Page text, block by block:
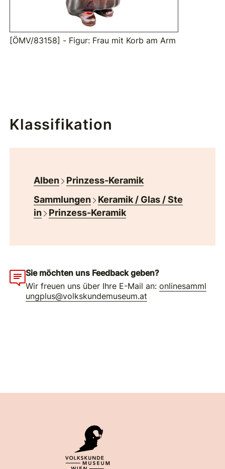
[ÖMV/83158] - Figur: Frau mit Korb am Arm
Klassifikation
Alben
Prinzess-Keramik
Sammlungen
Keramik / Glas / Ste
in
Prinzess-Keramik
Sie möchten uns Feedback geben?
Wir freuen uns über Ihre E-Mail an:onlinesamml
ungplus@volkskundemuseum.at